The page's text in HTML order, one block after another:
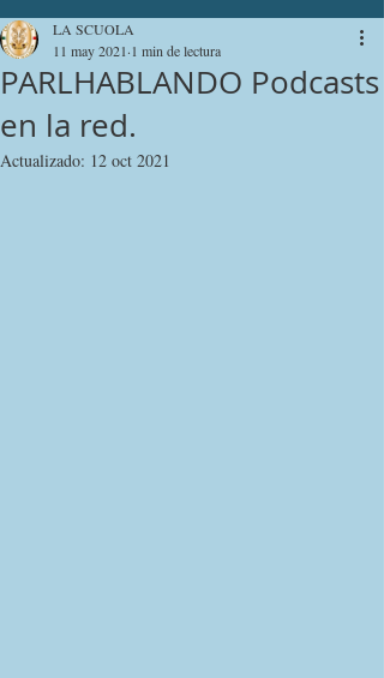
PARLHABLANDO Podcasts
en la red.
LA SCUOLA
11 may 2021 1 min de lectura
Actualizado: 12 oct 2021